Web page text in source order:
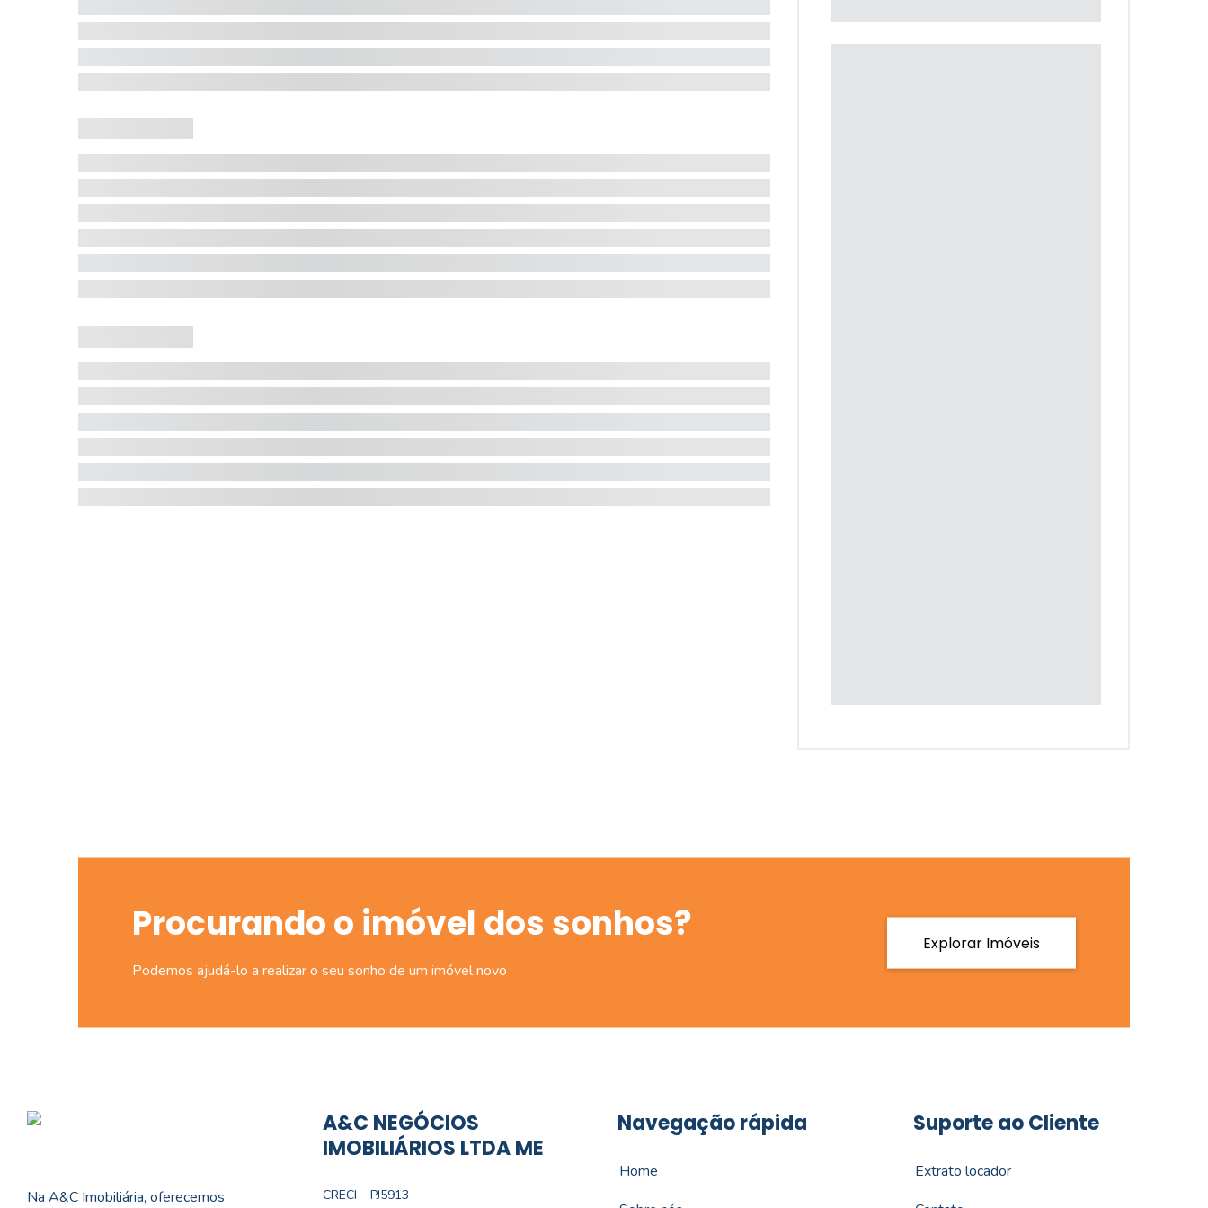
Procurando o imóvel dos sonhos?
Podemos ajudá-lo a realizar o seu sonho de um imóvel novo
Explorar Imóveis
Na A&C Imobiliária, oferecemos
A&C NEGÓCIOS
IMOBILIÁRIOS LTDA ME
CRECI PJ5913
Navegação rápida
Home
Suporte ao Cliente
Extrato locador